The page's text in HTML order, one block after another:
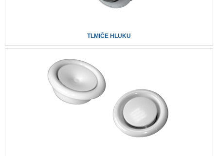
TLMIČE HLUKU